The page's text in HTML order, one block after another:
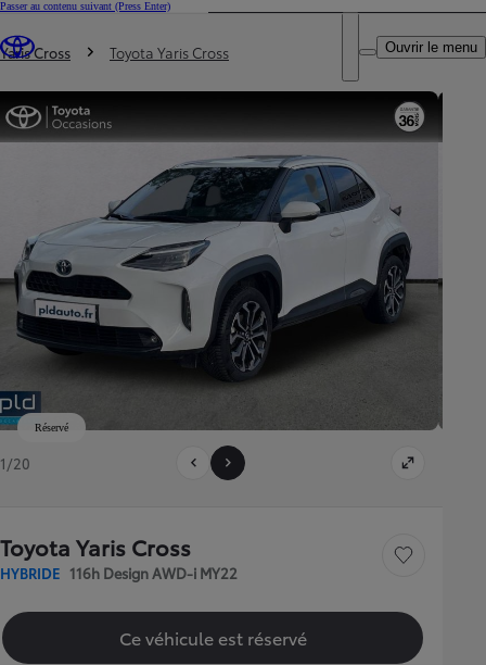
Passer au contenu suivant (Press Enter)
Trouvez un partenaire Toyota
DEALER NAME
Ouvrir le menu
Vous êtes ici
Yaris Cross Toyota Yaris Cross
Réservé
1/20
Toyota Yaris Cross
HYBRIDE 116h Design AWD-i MY22
Sauvegarder le
Ce véhicule est réservé